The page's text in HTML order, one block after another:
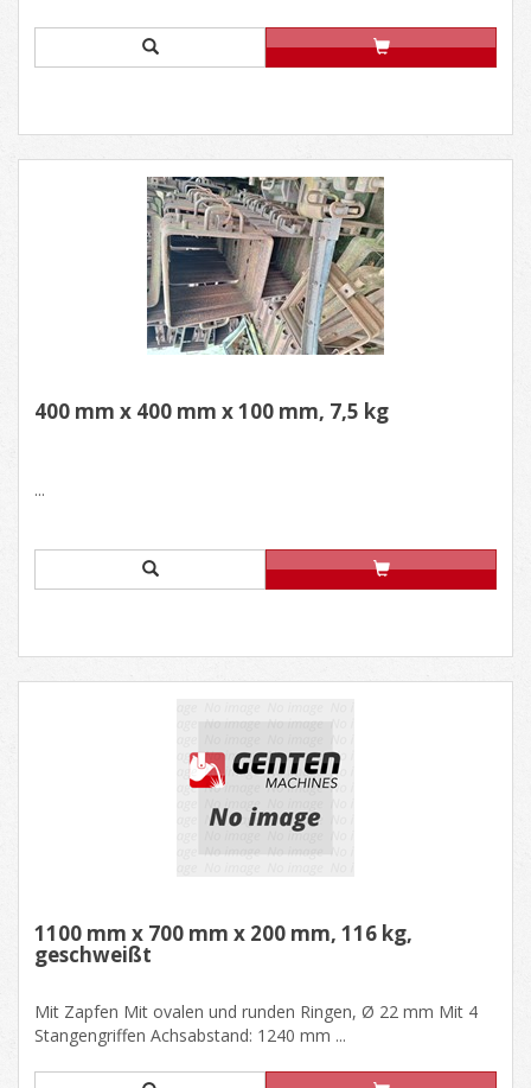
400 mm x 400 mm x 100 mm, 7,5 kg
...
1100 mm x 700 mm x 200 mm, 116 kg,
geschweißt
Mit Zapfen Mit ovalen und runden Ringen, Ø 22 mm Mit 4
Stangengriffen Achsabstand: 1240 mm ...